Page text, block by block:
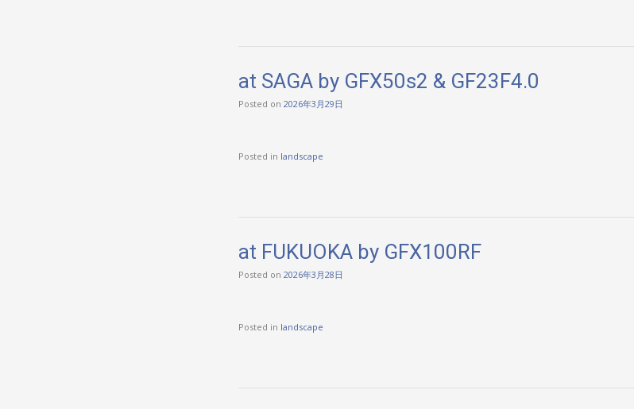
at SAGA by GFX50s2 & GF23F4.0
Posted on 2026年3月29日
Posted in landscape
at FUKUOKA by GFX100RF
Posted on 2026年3月28日
Posted in landscape